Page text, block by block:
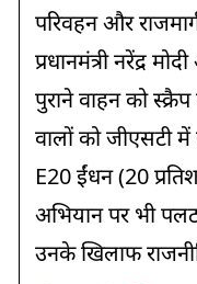
परिवहन और
प्रधानमंत्री नरेंद्र
पुराने वाहन को
वालों को जीएसटी में
E20 ईंधन (20
अभियान पर भी
उनके खिलाफ